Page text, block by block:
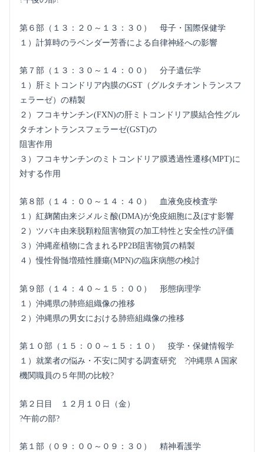
第６部（１３：２０～１３：３０） 母子・国際保健学
１）計算時のラベンダー芳香による自律神経への影響
第７部（１３：３０～１４：００） 分子遺伝学
１）肝ミトコンドリア内膜のGST（グルタチオントランスフ
ェラーゼ）の精製
２）フコキサンチン(FXN)の肝ミトコンドリア膜結合性グル
タチオントランスフェラーゼ(GST)の
阻害作用
３）フコキサンチンのミトコンドリア膜透過性遷移(MPT)に
対する作用
第８部（１４：００～１４：４０） 血液免疫検査学
１）紅麹菌由来ジメルミ酸(DMA)が免疫細胞に及ぼす影響
２）ツバキ由来脱顆粒阻害物質の加工特性と安全性の評価
３）沖縄産植物に含まれるPP2B阻害物質の精製
４）慢性骨髄増殖性腫瘍(MPN)の臨床病態の検討
第９部（１４：４０～１５：００） 形態病理学
１）沖縄県の肺癌組織像の推移
２）沖縄県の男女における肺癌組織像の推移
第１０部（１５：００～１５：１０） 疫学・保健情報学
１）就業者の悩み・不安に関する調査研究 ?沖縄県Ａ国家
機関職員の５年間の比較?
第２日目 １２月１０日（金）
?午前の部?
第１部（０９：００～０９：３０） 精神看護学